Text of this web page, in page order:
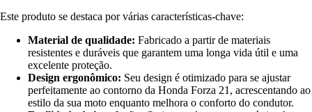
Este produto se destaca por várias características-chave:
Material de qualidade: Fabricado a partir de materiais
resistentes e duráveis que garantem uma longa vida útil e uma
excelente proteção.
Design ergonômico: Seu design é otimizado para se ajustar
perfeitamente ao contorno da Honda Forza 21, acrescentando ao
estilo da sua moto enquanto melhora o conforto do condutor.